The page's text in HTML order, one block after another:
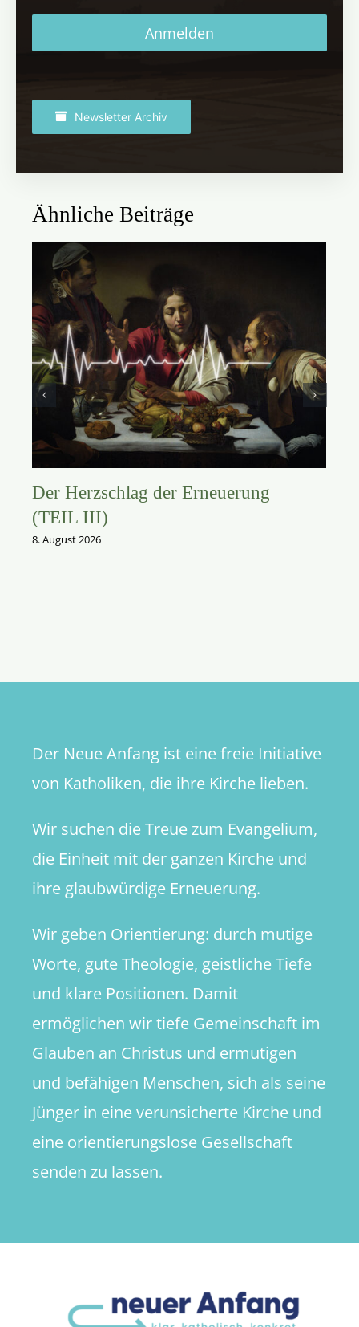
Anmelden
Newsletter Archiv
Ähnliche Beiträge
Der Herzschlag der Erneuerung
(TEIL III)
8. August 2026
Der Neue Anfang ist eine freie Initiative
von Katholiken, die ihre Kirche lieben.
Wir suchen die Treue zum Evangelium,
die Einheit mit der ganzen Kirche und
ihre glaubwürdige Erneuerung.
Wir geben Orientierung: durch mutige
Worte, gute Theologie, geistliche Tiefe
und klare Positionen. Damit
ermöglichen wir tiefe Gemeinschaft im
Glauben an Christus und ermutigen
und befähigen Menschen, sich als seine
Jünger in eine verunsicherte Kirche und
eine orientierungslose Gesellschaft
senden zu lassen.